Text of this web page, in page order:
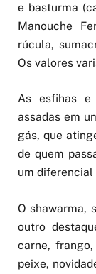
e basturma
Manouche
rúcula,
Os valores
As esfihas e
assadas em
gás, que
de quem
um diferencial
O shawarma,
outro
carne,
peixe,